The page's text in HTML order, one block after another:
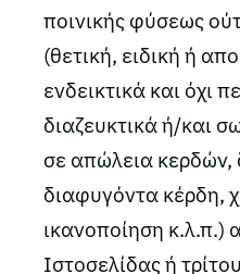
ποινικής φύσεως
(θετική, ειδική ή
ενδεικτικά και όχι
διαζευκτικά ή/και
σε απώλεια κερδών,
διαφυγόντα κέρδη,
ικανοποίηση κ.λ.π.)
Ιστοσελίδας ή